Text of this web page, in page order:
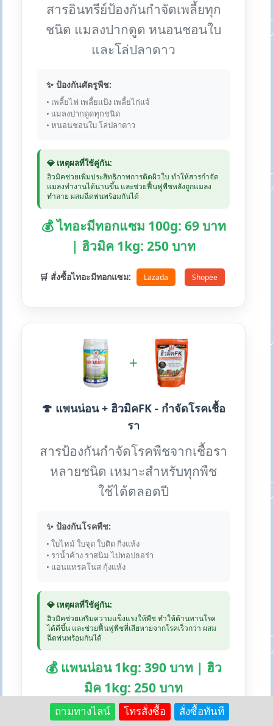
สารอินทรีย์ป้องกันกำจัดเพลี้ยทุก
ชนิด แมลงปากดูด หนอนชอนใบ
และโล่ปลาดาว
✨ ป้องกันศัตรูพืช:
• เพลี้ยไฟ เพลี้ยแป้ง เพลี้ยไก่แจ้
• แมลงปากดูดทุกชนิด
• หนอนชอนใบ โล่ปลาดาว
💎 เหตุผลที่ใช้คู่กัน:
ฮิวมิคช่วยเพิ่มประสิทธิภาพการติดผิวใบ ทำให้สารกำจัด
แมลงทำงานได้นานขึ้น และช่วยฟื้นฟูพืชหลังถูกแมลง
ทำลาย ผสมฉีดพ่นพร้อมกันได้
💰 ไทอะมีทอกแซม 100g: 69 บาท
| ฮิวมิค 1kg: 250 บาท
🛒 สั่งซื้อไทอะมีทอกแซม: Lazada Shopee
+
🍄 แพนน่อน + ฮิวมิคFK - กำจัดโรคเชื้อ
รา
สารป้องกันกำจัดโรคพืชจากเชื้อรา
หลายชนิด เหมาะสำหรับทุกพืช
ใช้ได้ตลอดปี
✨ ป้องกันโรคพืช:
• ใบไหม้ ใบจุด ใบติด กิ่งแห้ง
• ราน้ำค้าง ราสนิม ไปทอปธอร่า
• แอนแทรคโนส กุ้งแห้ง
💎 เหตุผลที่ใช้คู่กัน:
ฮิวมิคช่วยเสริมความแข็งแรงให้พืช ทำให้ต้านทานโรค
ได้ดีขึ้น และช่วยฟื้นฟูพืชที่เสียหายจากโรคเร็วกว่า ผสม
ฉีดพ่นพร้อมกันได้
💰 แพนน่อน 1kg: 390 บาท | ฮิว
มิค 1kg: 250 บาท
🛒 สั่งซื้อแพนน่อน: Lazada Shopee
ถามทางไลน์ โทรสั่งซื้อ สั่งซื้อทันที